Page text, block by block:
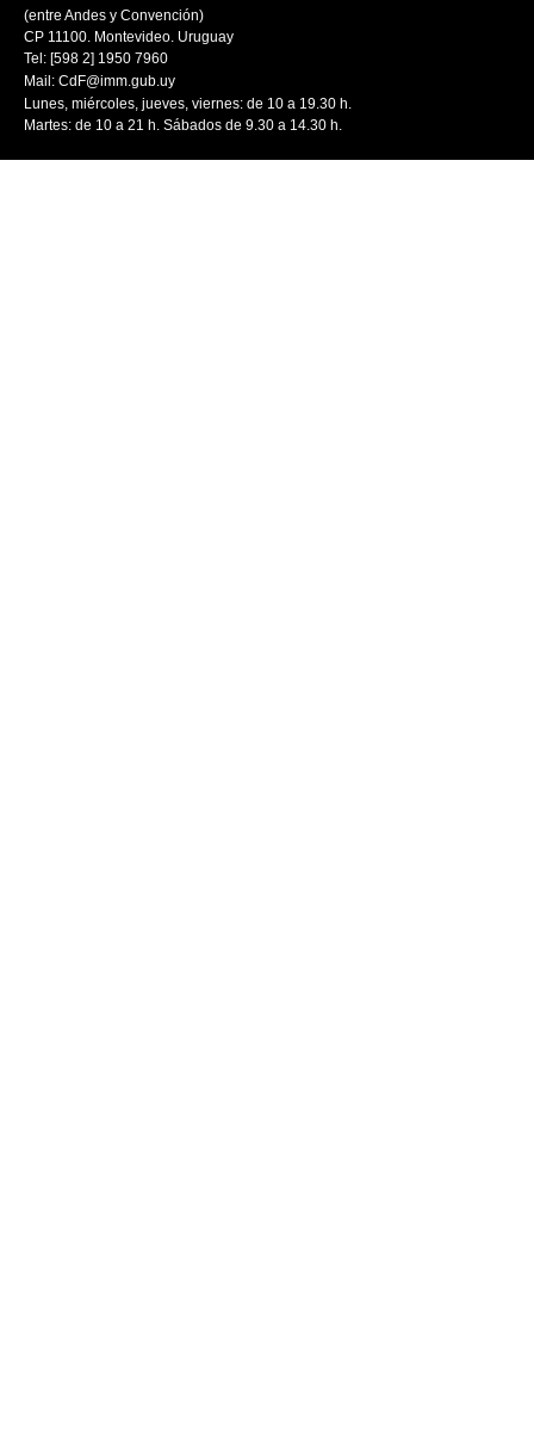
(entre Andes y Convención)
CP 11100. Montevideo. Uruguay
Tel: [598 2] 1950 7960
Mail: CdF@imm.gub.uy
Lunes, miércoles, jueves, viernes: de 10 a 19.30 h.
Martes: de 10 a 21 h. Sábados de 9.30 a 14.30 h.